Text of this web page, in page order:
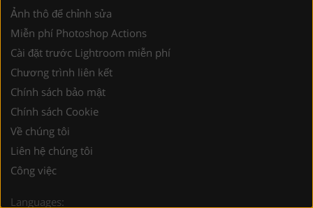
Ảnh thô để chỉnh sửa
Miễn phí Photoshop Actions
Cài đặt trước Lightroom miễn phí
Chương trình liên kết
Chính sách bảo mật
Chính sách Cookie
Về chúng tôi
Liên hệ chúng tôi
Công việc
Languages: